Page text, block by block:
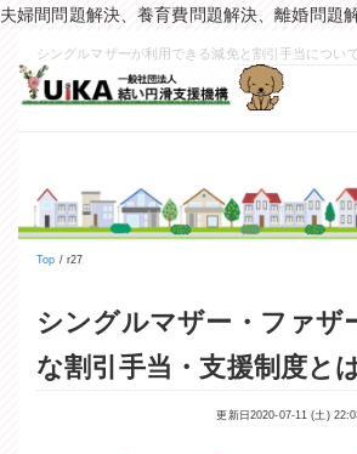
夫婦間問題解決、養育費問題解決、離婚問題
シングルマザーが利用できる減免と割引手当につい
Top / r27
シングルマザー・ファザ
な割引手当・支援制度と
更新日2020-07-11 (土)